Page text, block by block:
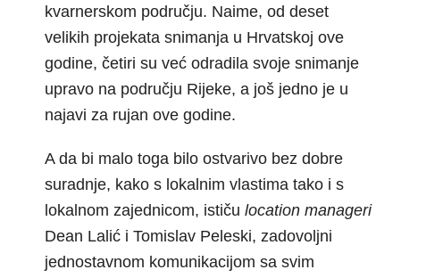
kvarnerskom području. Naime, od deset
velikih projekata snimanja u Hrvatskoj ove
godine, četiri su već odradila svoje snimanje
upravo na području Rijeke, a još jedno je u
najavi za rujan ove godine.
A da bi malo toga bilo ostvarivo bez dobre
suradnje, kako s lokalnim vlastima tako i s
lokalnom zajednicom, ističu location manageri
Dean Lalić i Tomislav Peleski, zadovoljni
jednostavnom komunikacijom sa svim